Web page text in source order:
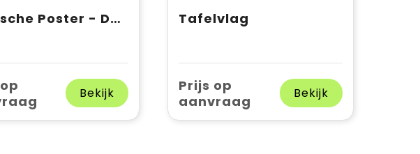
Statische Poster - De poster die uit zichzelf blijft hangen!
Bekijk
Tafelvlag
Prijs op
aanvraag
Bekijk